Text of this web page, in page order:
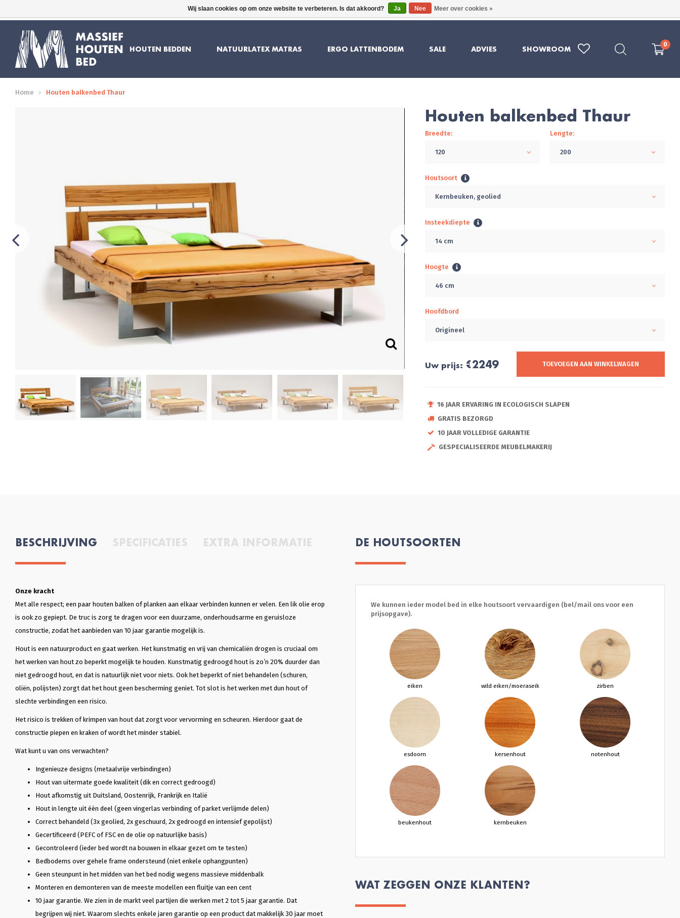
GRATIS BEZORGD 10 JAAR GARANTIE SUPERIEURE KWALITEIT UIT DUITSLAND
HOUTEN BEDDEN NATUURLATEX MATRAS ERGO LATTENBODEM SALE ADVIES SHOWROOM
0
Home Houten balkenbed Thaur
Houten balkenbed Thaur
Breedte:
120
Lengte:
200
Houtsoort
Kernbeuken, geolied
Insteekdiepte
14 cm
Hoogte
46 cm
Hoofdbord
Origineel
Uw prijs: €2249 TOEVOEGEN AAN WINKELWAGEN
16 JAAR ERVARING IN ECOLOGISCH SLAPEN
GRATIS BEZORGD
10 JAAR VOLLEDIGE GARANTIE
GESPECIALISEERDE MEUBELMAKERIJ
BESCHRIJVING SPECIFICATIES EXTRA INFORMATIE
Onze kracht
Met alle respect; een paar houten balken of planken aan elkaar verbinden kunnen er velen. Een lik olie erop
is ook zo gepiept. De truc is zorg te dragen voor een duurzame, onderhoudsarme en geruisloze
constructie, zodat het aanbieden van 10 jaar garantie mogelijk is.
Hout is een natuurproduct en gaat werken. Het kunstmatig en vrij van chemicaliën drogen is cruciaal om
het werken van hout zo beperkt mogelijk te houden. Kunstmatig gedroogd hout is zo’n 20% duurder dan
niet gedroogd hout, en dat is natuurlijk niet voor niets. Ook het beperkt of niet behandelen (schuren,
oliën, polijsten) zorgt dat het hout geen bescherming geniet. Tot slot is het werken met dun hout of
slechte verbindingen een risico.
Het risico is trekken of krimpen van hout dat zorgt voor vervorming en scheuren. Hierdoor gaat de
constructie piepen en kraken of wordt het minder stabiel.
Wat kunt u van ons verwachten?
Ingenieuze designs (metaalvrije verbindingen)
Hout van uitermate goede kwaliteit (dik en correct gedroogd)
Hout afkomstig uit Duitsland, Oostenrijk, Frankrijk en Italië
Hout in lengte uit één deel (geen vingerlas verbinding of parket verlijmde delen)
Correct behandeld (3x geolied, 2x geschuurd, 2x gedroogd en intensief gepolijst)
Gecertificeerd (PEFC of FSC en de olie op natuurlijke basis)
Gecontroleerd (ieder bed wordt na bouwen in elkaar gezet om te testen)
Bedbodems over gehele frame ondersteund (niet enkele ophangpunten)
Geen steunpunt in het midden van het bed nodig wegens massieve middenbalk
Monteren en demonteren van de meeste modellen een fluitje van een cent
10 jaar garantie. We zien in de markt veel partijen die werken met 2 tot 5 jaar garantie. Dat
begrijpen wij niet. Waarom slechts enkele jaren garantie op een product dat makkelijk 30 jaar moet
DE HOUTSOORTEN
We kunnen ieder model bed in elke houtsoort vervaardigen (bel/mail ons voor een
prijsopgave).
eiken wild eiken/moeraseik zirben
esdoorn kersenhout notenhout
beukenhout kernbeuken
WAT ZEGGEN ONZE KLANTEN?
Wij slaan cookies op om onze website te verbeteren. Is dat akkoord? Ja Nee Meer over cookies »